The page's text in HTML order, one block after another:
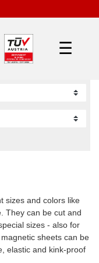
☰
sizes and colors like
They can be cut and
sizes - also for
sheets can be
elastic and kink-proof